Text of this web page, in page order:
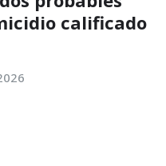
calificado